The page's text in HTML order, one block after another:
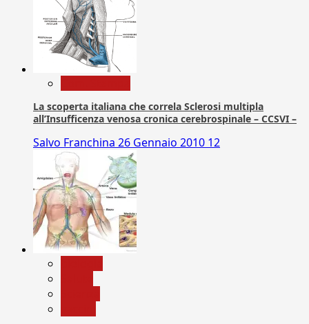
La scoperta italiana che correla Sclerosi multipla
all’Insufficenza venosa cronica cerebrospinale – CCSVI –
Salvo Franchina 26 Gennaio 2010 12